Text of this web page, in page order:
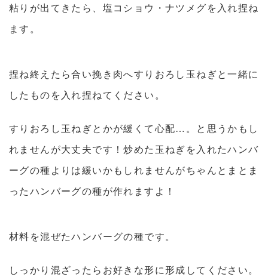
粘りが出てきたら、塩コショウ・ナツメグを入れ捏ね
ます。
捏ね終えたら合い挽き肉へすりおろし玉ねぎと一緒に
したものを入れ捏ねてください。
すりおろし玉ねぎとかが緩くて心配…。と思うかもし
れませんが大丈夫です！炒めた玉ねぎを入れたハンバ
ーグの種よりは緩いかもしれませんがちゃんとまとま
ったハンバーグの種が作れますよ！
材料を混ぜたハンバーグの種です。
しっかり混ざったらお好きな形に形成してください。